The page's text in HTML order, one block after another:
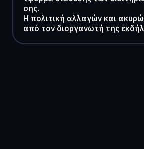
σης.
Η πολιτική αλλαγών και
από τον διοργανωτή της